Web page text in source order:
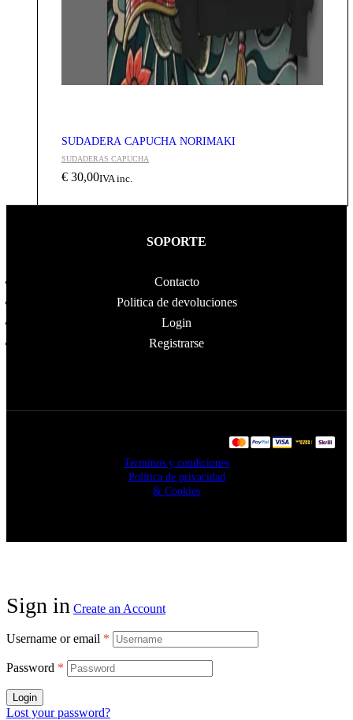
SUDADERA CAPUCHA NORIMAKI
SUDADERAS CAPUCHA
€ 30,00IVA inc.
SOPORTE
Contacto
Politica de devoluciones
Login
Registrarse
Terminos y condiciones
Politica de privacidad
& Cookies
Sign in Create an Account
Username or email *
Password *
Login
Lost your password?